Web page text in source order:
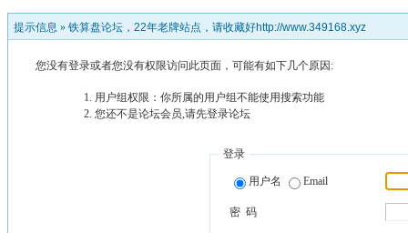
提示信息 » 铁算盘论坛，22年老牌站点，请收藏好http://www.349168.xyz
您没有登录或者您没有权限访问此页面，可能有如下几个原因:
用户组权限：你所属的用户组不能使用搜索功能
您还不是论坛会员,请先登录论坛
登录
用户名 Email
密 码